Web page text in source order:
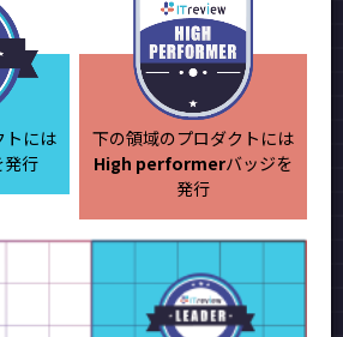
トには
行
下の領域のプロダクトには
High performerバッジを
発行